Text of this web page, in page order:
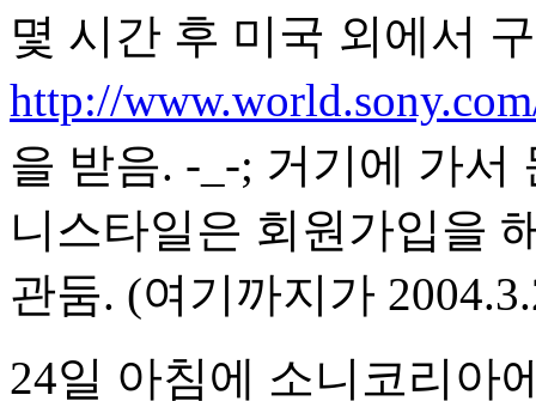
몇 시간 후 미국 외에서
http://
을 받음. -_-; 거기에 가서
니스타일은 회원가입을
관둠. (여기까지가
24일 아침에 소니코리아